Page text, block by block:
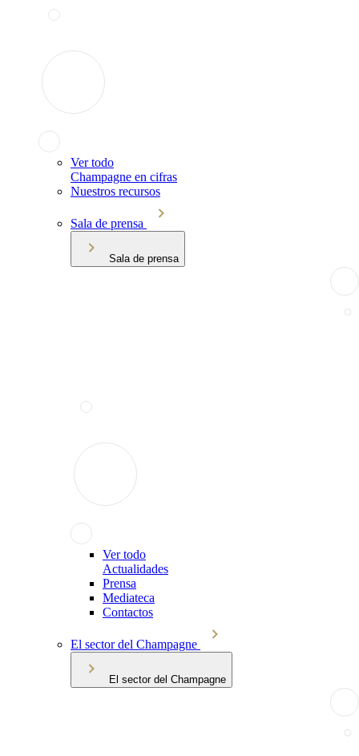
Ver todo
Champagne en cifras
Nuestros recursos
Sala de prensa
Sala de prensa
Ver todo
Actualidades
Prensa
Mediateca
Contactos
El sector del Champagne
El sector del Champagne